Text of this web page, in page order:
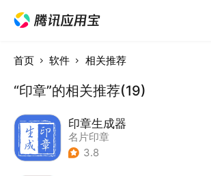
首页 软件 相关推荐
“印章”的相关推荐(19)
印章生成器
名片印章
3.8